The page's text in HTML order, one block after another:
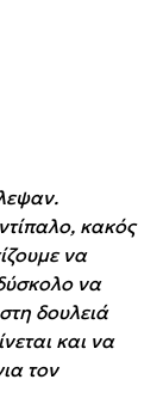
κακός
να
να
δουλειά
και να
τον